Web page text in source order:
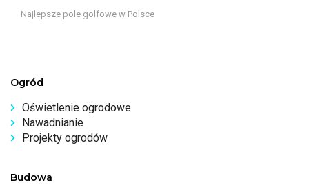
Najlepsze pole golfowe w Polsce
Ogród
Oświetlenie ogrodowe
Nawadnianie
Projekty ogrodów
Budowa